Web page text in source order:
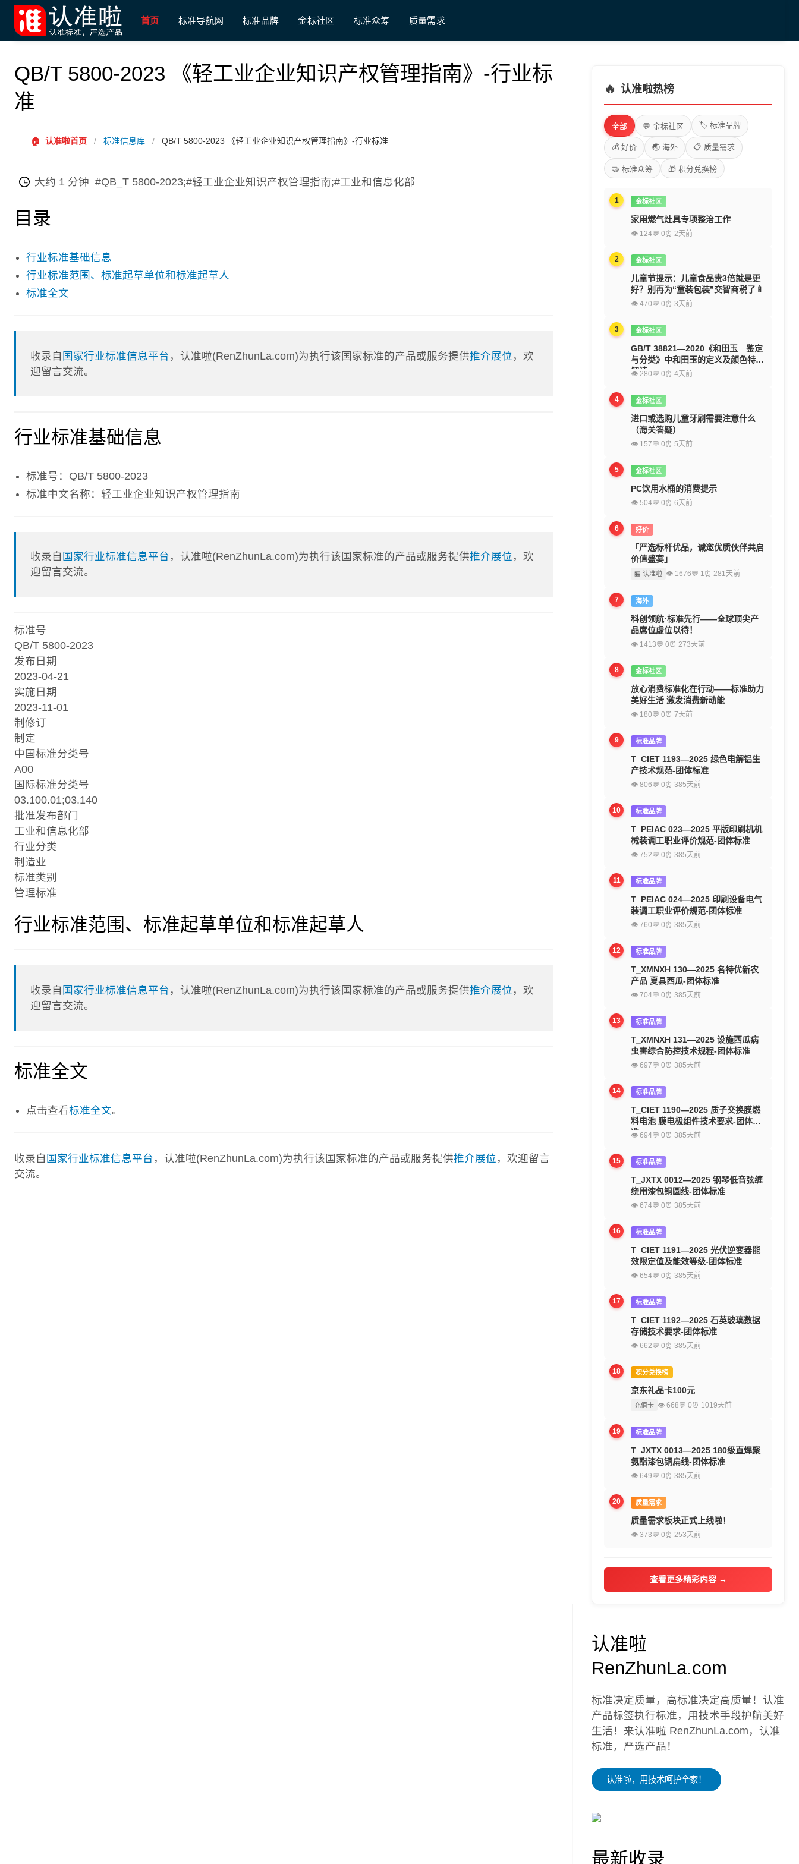
首页 标准导航网 标准品牌 金标社区 标准众筹 质量需求
QB/T 5800-2023 《轻工业企业知识产权管理指南》-行业标
准
🏠 认准啦首页 / 标准信息库 / QB/T 5800-2023 《轻工业企业知识产权管理指南》-行业标准
大约 1 分钟 #QB_T 5800-2023;#轻工业企业知识产权管理指南;#工业和信息化部
目录
行业标准基础信息
行业标准范围、标准起草单位和标准起草人
标准全文
收录自 国家行业标准信息平台 ，认准啦(RenZhunLa.com)为执行该国家标准的产品或服务提供推介展位 ，欢
迎留言交流。
行业标准基础信息
标准号：QB/T 5800-2023
标准中文名称：轻工业企业知识产权管理指南
收录自 国家行业标准信息平台 ，认准啦(RenZhunLa.com)为执行该国家标准的产品或服务提供推介展位 ，欢
迎留言交流。
标准号
QB/T 5800-2023
发布日期
2023-04-21
实施日期
2023-11-01
制修订
制定
中国标准分类号
A00
国际标准分类号
03.100.01;03.140
批准发布部门
工业和信息化部
行业分类
制造业
标准类别
管理标准
行业标准范围、标准起草单位和标准起草人
收录自 国家行业标准信息平台 ，认准啦(RenZhunLa.com)为执行该国家标准的产品或服务提供推介展位 ，欢
迎留言交流。
标准全文
点击查看标准全文。
收录自 国家行业标准信息平台 ，认准啦(RenZhunLa.com)为执行该国家标准的产品或服务提供推介展位 ，欢迎留言
交流。
🔥 认准啦热榜
全部 💬 金标社区 🏷️ 标准品牌
💰 好价 🌏 海外 📋 质量需求
🤝 标准众筹 🎁 积分兑换榜
1 金标社区
家用燃气灶具专项整治工作
👁 124💬 0⏰ 2天前
2 金标社区
儿童节提示：儿童食品贵3倍就是更
好？别再为“童装包装”交智商税了🍼
👁 470💬 0⏰ 3天前
3 金标社区
GB/T 38821—2020《和田玉 鉴定
与分类》中和田玉的定义及颜色特征
解读
👁 280💬 0⏰ 4天前
4 金标社区
进口或选购儿童牙刷需要注意什么
（海关答疑）
👁 157💬 0⏰ 5天前
5 金标社区
PC饮用水桶的消费提示
👁 504💬 0⏰ 6天前
6 好价
「严选标杆优品，诚邀优质伙伴共启
价值盛宴」
🏪 认准啦 👁 1676💬 1⏰ 281天前
7 海外
科创领航·标准先行——全球顶尖产
品席位虚位以待！
👁 1413💬 0⏰ 273天前
8 金标社区
放心消费标准化在行动——标准助力
美好生活 激发消费新动能
👁 180💬 0⏰ 7天前
9 标准品牌
T_CIET 1193—2025 绿色电解铝生
产技术规范-团体标准
👁 806💬 0⏰ 385天前
10 标准品牌
T_PEIAC 023—2025 平版印刷机机
械装调工职业评价规范-团体标准
👁 752💬 0⏰ 385天前
11 标准品牌
T_PEIAC 024—2025 印刷设备电气
装调工职业评价规范-团体标准
👁 760💬 0⏰ 385天前
12 标准品牌
T_XMNXH 130—2025 名特优新农
产品 夏县西瓜-团体标准
👁 704💬 0⏰ 385天前
13 标准品牌
T_XMNXH 131—2025 设施西瓜病
虫害综合防控技术规程-团体标准
👁 697💬 0⏰ 385天前
14 标准品牌
T_CIET 1190—2025 质子交换膜燃
料电池 膜电极组件技术要求-团体标
准
👁 694💬 0⏰ 385天前
15 标准品牌
T_JXTX 0012—2025 钢琴低音弦缠
绕用漆包铜圆线-团体标准
👁 674💬 0⏰ 385天前
16 标准品牌
T_CIET 1191—2025 光伏逆变器能
效限定值及能效等级-团体标准
👁 654💬 0⏰ 385天前
17 标准品牌
T_CIET 1192—2025 石英玻璃数据
存储技术要求-团体标准
👁 662💬 0⏰ 385天前
18 积分兑换榜
京东礼品卡100元
充值卡 👁 668💬 0⏰ 1019天前
19 标准品牌
T_JXTX 0013—2025 180级直焊聚
氨酯漆包铜扁线-团体标准
👁 649💬 0⏰ 385天前
20 质量需求
质量需求板块正式上线啦！
👁 373💬 0⏰ 253天前
查看更多精彩内容 →
认准啦
RenZhunLa.com
标准决定质量，高标准决定高质量！认准
产品标签执行标准，用技术手段护航美好
生活！来认准啦 RenZhunLa.com，认准
标准，严选产品！
认准啦，用技术呵护全家！
最新收录